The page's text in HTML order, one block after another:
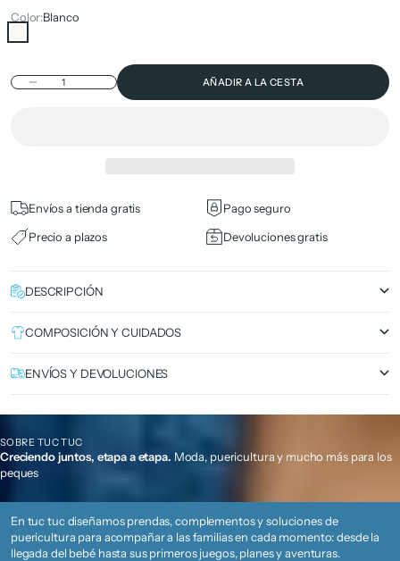
Color:Blanco
Blanco
Reducir cantidad AÑADIR A LA CESTA
Envíos a tienda gratis
Pago seguro
Precio a plazos
Devoluciones gratis
DESCRIPCIÓN
COMPOSICIÓN Y CUIDADOS
ENVÍOS Y DEVOLUCIONES
SOBRE TUC TUC
Creciendo juntos, etapa a etapa. Moda, puericultura y mucho más para los
peques
En tuc tuc diseñamos prendas, complementos y soluciones de
puericultura para acompañar a las familias en cada momento: desde la
llegada del bebé hasta sus primeros juegos, planes y aventuras.